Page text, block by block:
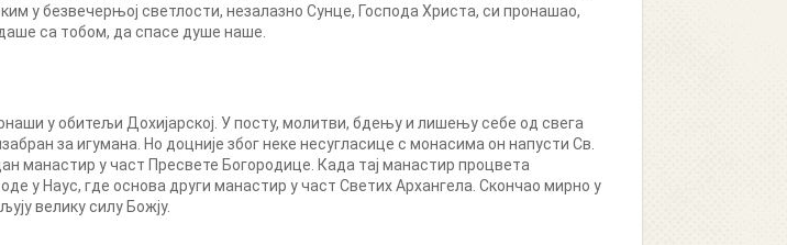
у безвечерњој светлости, незалазно Сунце, Господа Христа, си пронашао,
са тобом, да спасе душе наше.
у обитељи Дохијарској. У посту, молитви, бдењу и лишењу себе од свега
за игумана. Но доцније због неке несугласице с монасима он напусти Св.
манастир у част Пресвете Богородице. Када тај манастир процвета
у Наус, где основа други манастир у част Светих Архангела. Скончао мирно у
велику силу Божју.